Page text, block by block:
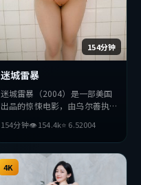
154分钟
迷城雷暴
迷城雷暴（2004）是一部美国
出品的惊悚电影，由乌尔善执
演。影片在叙事与视听上力求突
破，探讨人性与抉择，节奏张弛
有度，适合喜欢该类型的观众完
整观看。
154分钟👁154.4k⭐ 6.52004
4K